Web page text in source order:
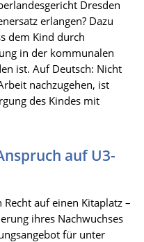
Dresden
erlangen? Dazu
dem Kind durch
in der kommunalen
ist. Auf Deutsch: Nicht
nachzugehen, ist
des Kindes mit
auf U3-
auf einen Kitaplatz –
ihres Nachwuchses
für unter